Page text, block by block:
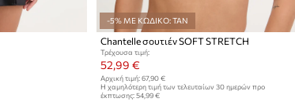
-5% ΜΕ ΚΩΔΙΚΟ: TAN
Chantelle σουτιέν SOFT STRETCH
Τρέχουσα τιμή:
52,99 €
Αρχική τιμή: 67,90 €
Η χαμηλότερη τιμή των τελευταίων 30 ημερών προ
έκπτωσης: 54,99 €